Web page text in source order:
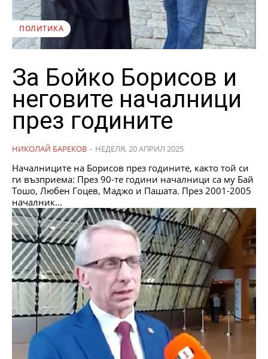
ПОЛИТИКА
За Бойко Борисов и
неговите началници
през годините
НИКОЛАЙ БАРЕКОВ - НЕДЕЛЯ, 20 АПРИЛ 2025
Началниците на Борисов през годините, както той си
ги възприема: През 90-те години началници са му Бай
Тошо, Любен Гоцев, Маджо и Пашата. През 2001-2005
началник...